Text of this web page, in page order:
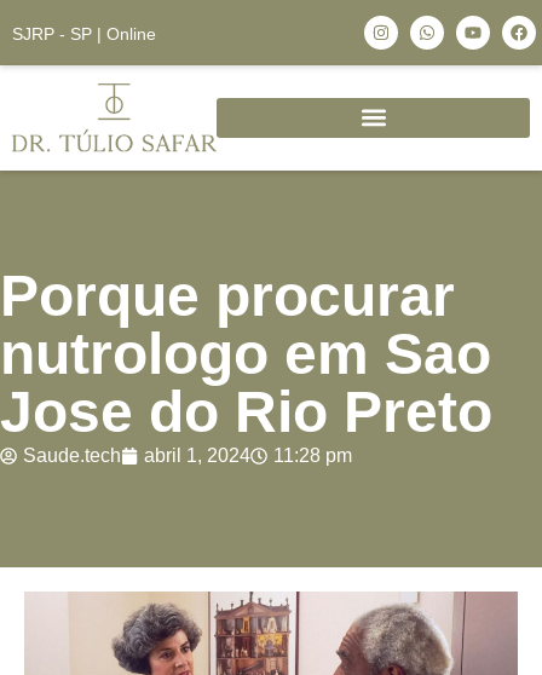
SJRP - SP | Online
Porque procurar
nutrologo em Sao
Jose do Rio Preto
Saude.tech abril 1, 2024 11:28 pm